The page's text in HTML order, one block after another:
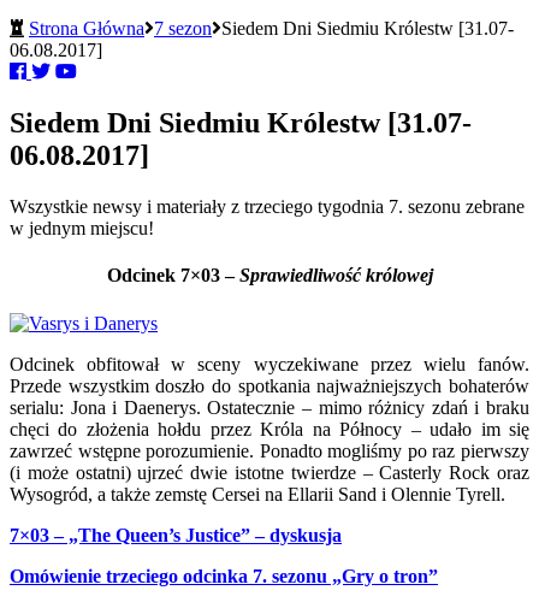
Strona Główna 7 sezon Siedem Dni Siedmiu Królestw [31.07-
06.08.2017]
Siedem Dni Siedmiu Królestw [31.07-
06.08.2017]
Wszystkie newsy i materiały z trzeciego tygodnia 7. sezonu zebrane
w jednym miejscu!
Odcinek 7×03 –Sprawiedliwość królowej
Odcinek obfitował w sceny wyczekiwane przez wielu fanów.
Przede wszystkim doszło do spotkania najważniejszych bohaterów
serialu: Jona i Daenerys. Ostatecznie – mimo różnicy zdań i braku
chęci do złożenia hołdu przez Króla na Północy – udało im się
zawrzeć wstępne porozumienie. Ponadto mogliśmy po raz pierwszy
(i może ostatni) ujrzeć dwie istotne twierdze – Casterly Rock oraz
Wysogród, a także zemstę Cersei na Ellarii Sand i Olennie Tyrell.
7×03 – „The Queen’s Justice” – dyskusja
Omówienie trzeciego odcinka 7. sezonu „Gry o tron”